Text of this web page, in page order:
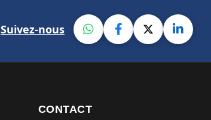
Suivez-nous
CONTACT